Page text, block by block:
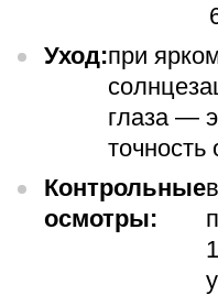
Уход:при
глаза —
точность
Контрольные
осмотры: